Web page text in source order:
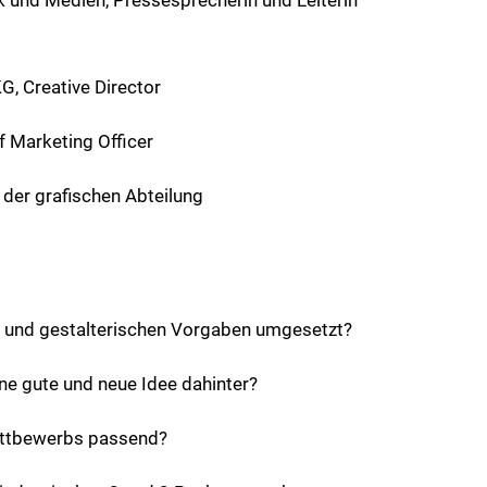
Creative Director
Marketing Officer
grafischen Abteilung
gestalterischen Vorgaben umgesetzt?
gute und neue Idee dahinter?
passend?